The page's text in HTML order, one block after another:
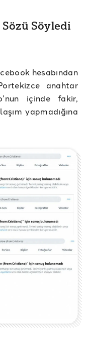
Söyledi
hesabından
anahtar
içinde fakir,
yapmadığına